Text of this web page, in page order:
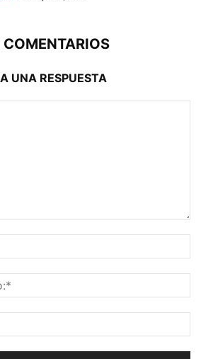
COMENTARIOS
UNA RESPUESTA